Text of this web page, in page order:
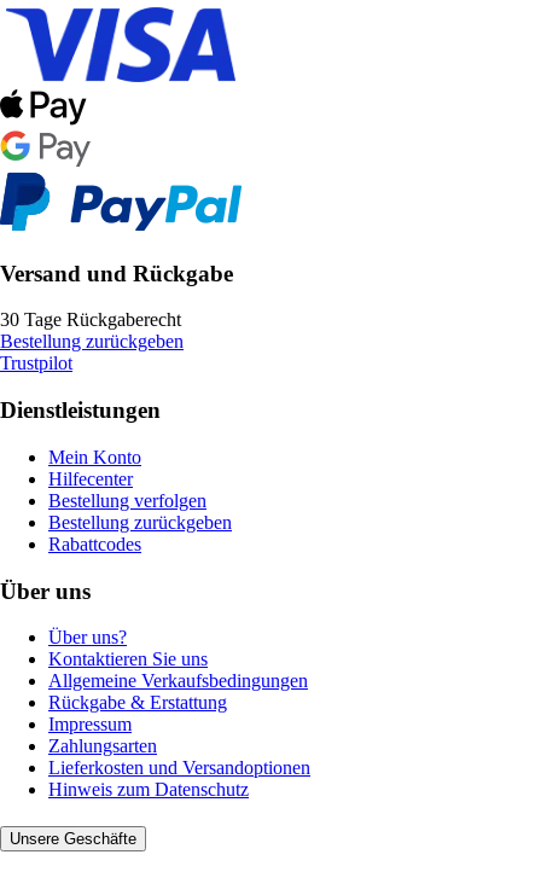
Versand und Rückgabe
30 Tage Rückgaberecht
Bestellung zurückgeben
Trustpilot
Dienstleistungen
Mein Konto
Hilfecenter
Bestellung verfolgen
Bestellung zurückgeben
Rabattcodes
Über uns
Über uns?
Kontaktieren Sie uns
Allgemeine Verkaufsbedingungen
Rückgabe & Erstattung
Impressum
Zahlungsarten
Lieferkosten und Versandoptionen
Hinweis zum Datenschutz
Unsere Geschäfte